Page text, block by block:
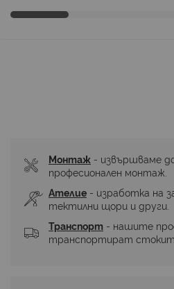
Монтаж - извършваме
професионален монтаж.
Ателие - изработка на
тектилни щори и други.
Транспорт - нашите
транспортират